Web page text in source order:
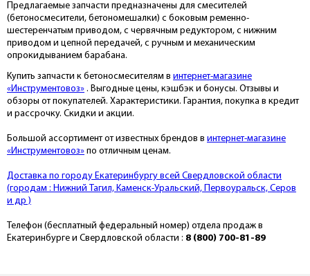
Предлагаемые запчасти предназначены для смесителей
(бетоносмесители, бетономешалки) с боковым ременно-
шестеренчатым приводом, с червячным редуктором, с нижним
приводом и цепной передачей, с ручным и механическим
опрокидыванием барабана.
Купить запчасти к бетоносмесителям в интернет-магазине
«Инструментовоз» . Выгодные цены, кэшбэк и бонусы. Отзывы и
обзоры от покупателей. Характеристики. Гарантия, покупка в кредит
и рассрочку. Скидки и акции.
Большой ассортимент от известных брендов в интернет-магазине
«Инструментовоз» по отличным ценам.
Доставка по городу Екатеринбургу всей Свердловской области
(городам : Нижний Тагил, Каменск-Уральский, Первоуральск, Серов
и др )
Телефон (бесплатный федеральный номер) отдела продаж в
Екатеринбурге и Свердловской области : 8 (800) 700-81-89